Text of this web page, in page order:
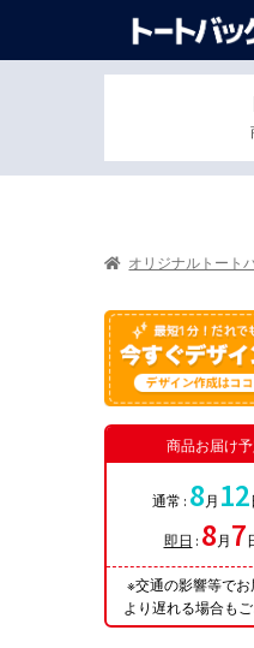
オリジナルトート
商品お届け
通常 : 8 月 12
即日 : 8 月 7
※交通の影響等でお
より遅れる場合もご